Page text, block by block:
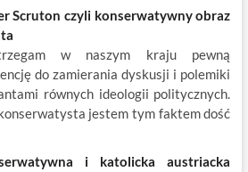
Scruton czyli konserwatywny obraz
w naszym kraju pewną
do zamierania dyskusji i polemiki
równych ideologii politycznych.
jestem tym faktem dość
i katolicka austriacka